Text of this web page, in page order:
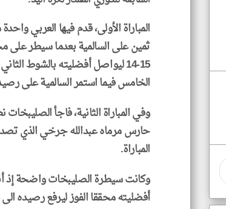
المباراة الأولى، قدم فيها العربي
ثمين على السالمية بعدما سيطر على
الخامس فيما استمر السالمية على رصيده
وفي المباراة الثانية، فاجأ
حارس مرماه عبدالله جرخي الذي
المباراة.
أفضليته محققا الفوز ليرفع رصيده الى 5 نقاط بينما استمر القادسية عند رصيده بـ6 نقاط.